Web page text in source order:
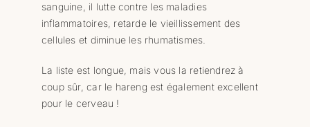
sanguine, il lutte contre les maladies
inflammatoires, retarde le vieillissement des
cellules et diminue les rhumatismes.
La liste est longue, mais vous la retiendrez à
coup sûr, car le hareng est également excellent
pour le cerveau !